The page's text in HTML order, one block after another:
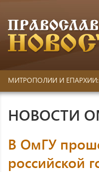
МИТРОПОЛИИ И ЕПАРХИИ:
НОВОСТИ
В ОмГУ
российской